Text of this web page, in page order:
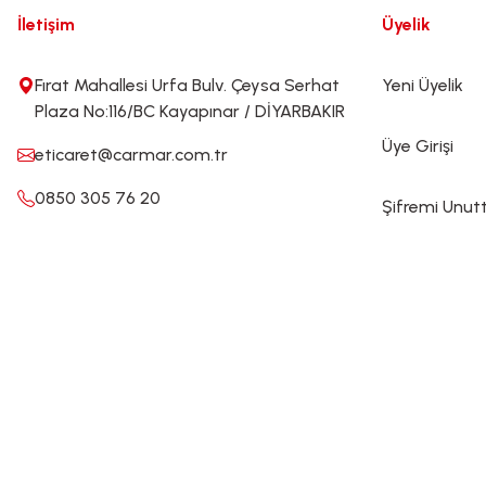
İletişim
Fırat Mahallesi Urfa Bulv. Çeysa Serhat
Plaza No:116/BC Kayapınar / DİYARBAKIR
eticaret@carmar.com.tr
0850 305 76 20
Üyelik
Yeni Üyelik
Üye Girişi
Şifremi